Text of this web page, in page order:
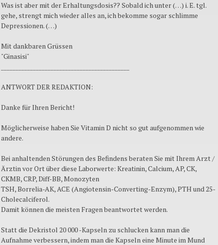
Was ist aber mit der Erhaltungsdosis?? Sobald ich unter (…) i. E. tgl.
gehe, strengt mich wieder alles an, ich bekomme sogar schlimme
Depressionen. (…)
Mit dankbaren Grüssen
"Ginasisi"
ANTWORT DER REDAKTION:
Danke für Ihren Bericht!
Möglicherweise haben Sie Vitamin D nicht so gut aufgenommen wie
andere.
Bei anhaltenden Störungen des Befindens beraten Sie mit Ihrem Arzt /
Ärztin vor Ort über diese Laborwerte: Kreatinin, Calcium, AP, CK,
CKMB, CRP, Diff-BB, Monozyten
TSH, Borrelia-AK, ACE (Angiotensin-Converting-Enzym), PTH und 25-
Cholecalciferol.
Damit können die meisten Fragen beantwortet werden.
Statt die Dekristol 20 000 -Kapseln zu schlucken kann man die
Aufnahme verbessern, indem man die Kapseln eine Minute im Mund